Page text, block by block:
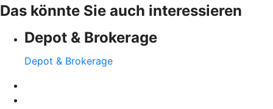
Das könnte Sie auch interessieren
Depot & Brokerage
Depot & Brokerage